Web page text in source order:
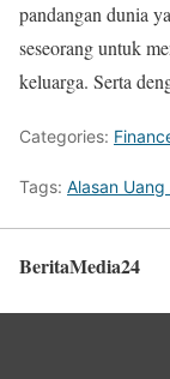
pandangan dunia
seseorang untuk
keluarga. Serta
Categories:
Tags: Alasan
BeritaMedia24